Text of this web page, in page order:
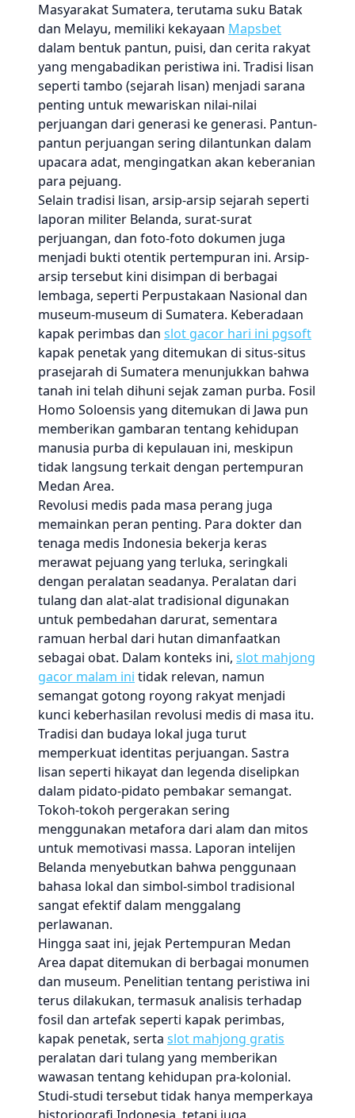
Masyarakat Sumatera, terutama suku Batak
dan Melayu, memiliki kekayaan Mapsbet
dalam bentuk pantun, puisi, dan cerita rakyat
yang mengabadikan peristiwa ini. Tradisi lisan
seperti tambo (sejarah lisan) menjadi sarana
penting untuk mewariskan nilai-nilai
perjuangan dari generasi ke generasi. Pantun-
pantun perjuangan sering dilantunkan dalam
upacara adat, mengingatkan akan keberanian
para pejuang.
Selain tradisi lisan, arsip-arsip sejarah seperti
laporan militer Belanda, surat-surat
perjuangan, dan foto-foto dokumen juga
menjadi bukti otentik pertempuran ini. Arsip-
arsip tersebut kini disimpan di berbagai
lembaga, seperti Perpustakaan Nasional dan
museum-museum di Sumatera. Keberadaan
kapak perimbas dan slot gacor hari ini pgsoft
kapak penetak yang ditemukan di situs-situs
prasejarah di Sumatera menunjukkan bahwa
tanah ini telah dihuni sejak zaman purba. Fosil
Homo Soloensis yang ditemukan di Jawa pun
memberikan gambaran tentang kehidupan
manusia purba di kepulauan ini, meskipun
tidak langsung terkait dengan pertempuran
Medan Area.
Revolusi medis pada masa perang juga
memainkan peran penting. Para dokter dan
tenaga medis Indonesia bekerja keras
merawat pejuang yang terluka, seringkali
dengan peralatan seadanya. Peralatan dari
tulang dan alat-alat tradisional digunakan
untuk pembedahan darurat, sementara
ramuan herbal dari hutan dimanfaatkan
sebagai obat. Dalam konteks ini, slot mahjong
gacor malam ini tidak relevan, namun
semangat gotong royong rakyat menjadi
kunci keberhasilan revolusi medis di masa itu.
Tradisi dan budaya lokal juga turut
memperkuat identitas perjuangan. Sastra
lisan seperti hikayat dan legenda diselipkan
dalam pidato-pidato pembakar semangat.
Tokoh-tokoh pergerakan sering
menggunakan metafora dari alam dan mitos
untuk memotivasi massa. Laporan intelijen
Belanda menyebutkan bahwa penggunaan
bahasa lokal dan simbol-simbol tradisional
sangat efektif dalam menggalang
perlawanan.
Hingga saat ini, jejak Pertempuran Medan
Area dapat ditemukan di berbagai monumen
dan museum. Penelitian tentang peristiwa ini
terus dilakukan, termasuk analisis terhadap
fosil dan artefak seperti kapak perimbas,
kapak penetak, serta slot mahjong gratis
peralatan dari tulang yang memberikan
wawasan tentang kehidupan pra-kolonial.
Studi-studi tersebut tidak hanya memperkaya